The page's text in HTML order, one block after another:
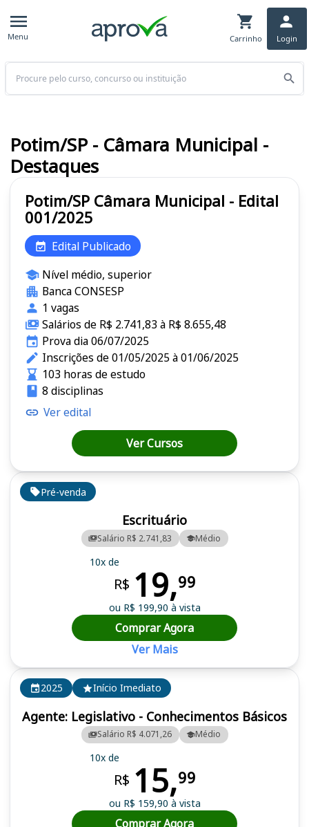
Menu Carrinho Login
Buscar
2025 Início Imediato
Agente: Legislativo - Conhecimentos Básicos
Salário R$ 4.071,26 Médio
10x de
R$ 15,99
ou R$ 159,90 à vista
Comprar Agora
Pré-venda
Escrituário
Salário R$ 2.741,83 Médio
10x de
R$ 19,99
ou R$ 199,90 à vista
Comprar Agora
Ver Mais
Potim/SP Câmara Municipal - Edital
001/2025
Edital Publicado
Nível médio, superior
Banca CONSESP
1 vagas
Salários de R$ 2.741,83 à R$ 8.655,48
Prova dia 06/07/2025
Inscrições de 01/05/2025 à 01/06/2025
103 horas de estudo
8 disciplinas
Ver edital
Ver Cursos
Potim/SP - Câmara Municipal -
Destaques